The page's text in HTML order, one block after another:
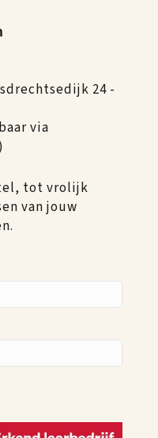
24 -
via
tot vrolijk
van jouw